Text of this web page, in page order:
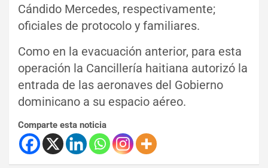
Cándido Mercedes, respectivamente;
oficiales de protocolo y familiares.
Como en la evacuación anterior, para esta
operación la Cancillería haitiana autorizó la
entrada de las aeronaves del Gobierno
dominicano a su espacio aéreo.
Comparte esta noticia